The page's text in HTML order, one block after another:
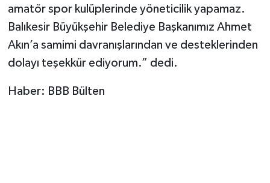
amatör spor kulüplerinde yöneticilik yapamaz.
Balıkesir Büyükşehir Belediye Başkanımız Ahmet
Akın’a samimi davranışlarından ve desteklerinden
dolayı teşekkür ediyorum.” dedi.
Haber: BBB Bülten